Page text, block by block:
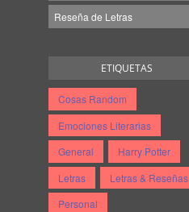
Reseña de Letras
ETIQUETAS
Cosas Random
Emociones Literarias
General
Harry Potter
Letras
Letras & Reseñas
Personal